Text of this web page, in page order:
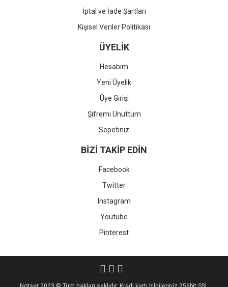
İptal ve İade Şartları
Kişisel Veriler Politikası
ÜYELİK
Hesabım
Yeni Üyelik
Üye Girişi
Şifremi Unuttum
Sepetiniz
BİZİ TAKİP EDİN
Facebook
Twitter
Instagram
Youtube
Pinterest